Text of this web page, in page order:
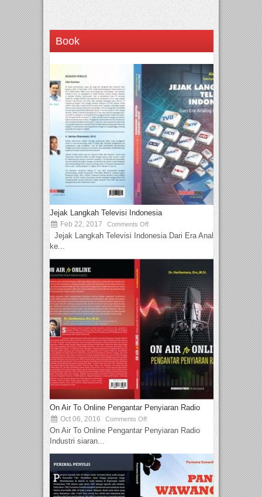
Book
Jejak Langkah Televisi Indonesia
Feb 22, 2017 Comments Off
Jejak Langkah Televisi Indonesia Dari Era Analog
ke...
On Air To Online Pengantar Penyiaran Radio
Oct 06, 2016 Comments Off
On Air To Online Pengantar Penyiaran Radio
Industri siaran...